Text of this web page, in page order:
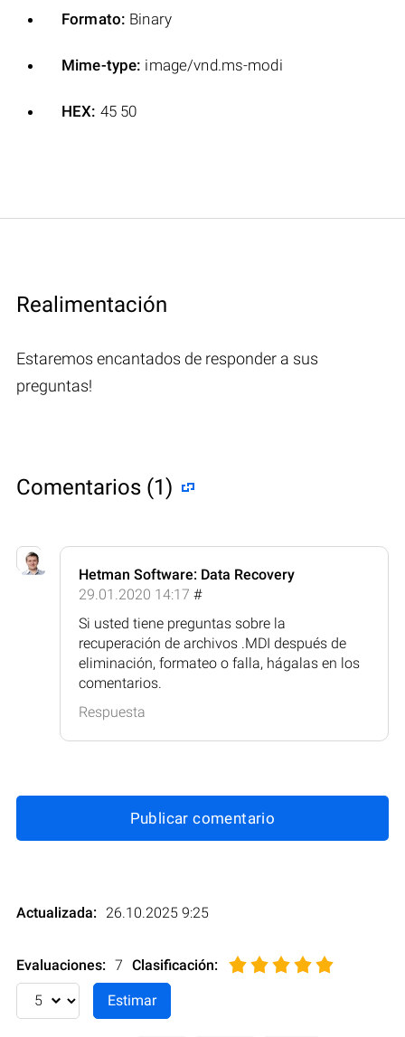
Formato: Binary
Mime-type: image/vnd.ms-modi
HEX: 45 50
Realimentación
Estaremos encantados de responder a sus
preguntas!
Comentarios (1)
Hetman Software: Data Recovery
29.01.2020 14:17 #
Si usted tiene preguntas sobre la
recuperación de archivos .MDI después de
eliminación, formateo o falla, hágalas en los
comentarios.
Respuesta
Publicar comentario
Actualizada: 26.10.2025 9:25
Evaluaciones: 7 Clasificación: